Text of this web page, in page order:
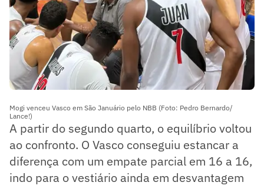
Mogi venceu Vasco em São Januário pelo NBB (Foto: Pedro Bernardo/
Lance!)
A partir do segundo quarto, o equilíbrio voltou
ao confronto. O Vasco conseguiu estancar a
diferença com um empate parcial em 16 a 16,
indo para o vestiário ainda em desvantagem